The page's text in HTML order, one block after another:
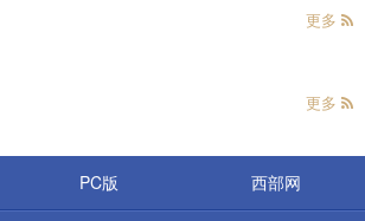
更多
更多
PC版 西部网